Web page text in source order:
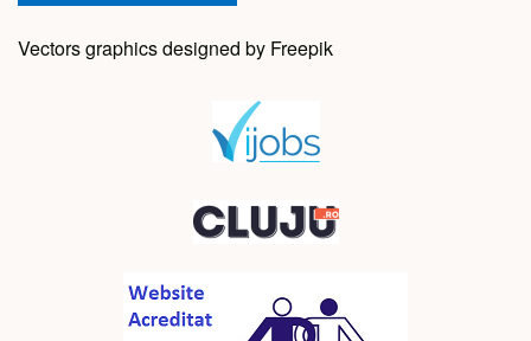
Vectors graphics designed by Freepik